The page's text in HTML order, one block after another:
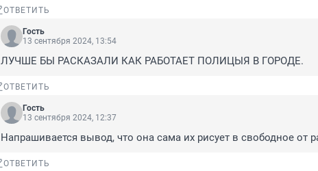
ОТВЕТИТЬ
Гость
13 сентября 2024, 13:54
ЛУЧШЕ БЫ РАСКАЗАЛИ КАК РАБОТАЕТ ПОЛИЦЫЯ В ГОРОДЕ.
ОТВЕТИТЬ
Гость
13 сентября 2024, 12:37
Напрашивается вывод, что она сама их рисует в свободное от
ОТВЕТИТЬ